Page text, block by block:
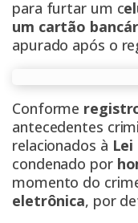
para furtar um c
um cartão
apurado após o
Conforme
antecedentes
relacionados à
condenado por
momento do
eletrônica, por